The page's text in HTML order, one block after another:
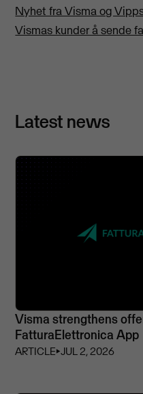
Nyhet fra Visma og
Vismas kunder å sende
Latest news
Visma strengthens
FatturaElettronica App
ARTICLE⏵JUL 2, 2026